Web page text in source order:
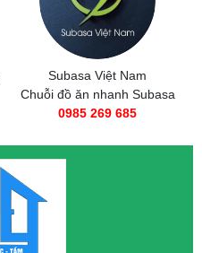
Subasa Việt Nam
Chuỗi đồ ăn nhanh Subasa
0985 269 685